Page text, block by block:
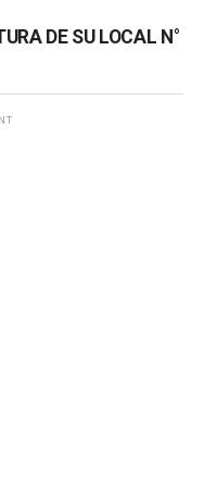
DE SU LOCAL N°